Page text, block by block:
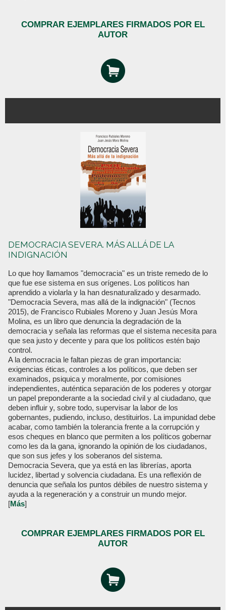
COMPRAR EJEMPLARES FIRMADOS POR EL
AUTOR
DEMOCRACIA SEVERA. MÁS ALLÁ DE LA
INDIGNACIÓN
Lo que hoy llamamos "democracia" es un triste remedo de lo
que fue ese sistema en sus orígenes. Los políticos han
aprendido a violarla y la han desnaturalizado y desarmado.
"Democracia Severa, mas allá de la indignación" (Tecnos
2015), de Francisco Rubiales Moreno y Juan Jesús Mora
Molina, es un libro que denuncia la degradación de la
democracia y señala las reformas que el sistema necesita para
que sea justo y decente y para que los políticos estén bajo
control.
A la democracia le faltan piezas de gran importancia:
exigencias éticas, controles a los políticos, que deben ser
examinados, psiquica y moralmente, por comisiones
independientes, auténtica separación de los poderes y otorgar
un papel preponderante a la sociedad civil y al ciudadano, que
deben influir y, sobre todo, supervisar la labor de los
gobernantes, pudiendo, incluso, destituirlos. La impunidad debe
acabar, como también la tolerancia frente a la corrupción y
esos cheques en blanco que permiten a los políticos gobernar
como les da la gana, ignorando la opinión de los ciudadanos,
que son sus jefes y los soberanos del sistema.
Democracia Severa, que ya está en las librerías, aporta
lucidez, libertad y solvencia ciudadana. Es una reflexión de
denuncia que señala los puntos débiles de nuestro sistema y
ayuda a la regeneración y a construir un mundo mejor.
[Más]
COMPRAR EJEMPLARES FIRMADOS POR EL
AUTOR